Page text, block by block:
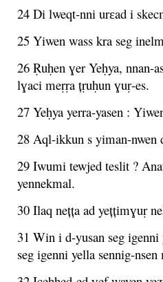
24 Di lweqt-nni urɛad i
25 Yiwen wass kra seg
26 Ṛuḥen ɣer Yeḥya,
lɣaci meṛṛa țṛuḥun ɣuṛ-es.
27 Yeḥya yerra-yasen :
28 Aql-ikkun s yiman-nwen
29 Iwumi tewjed teslit ?
yennekmal.
30 Ilaq nețța ad yețțimɣuṛ
31 Win i d-yusan seg
seg igenni yella sennig-nsen